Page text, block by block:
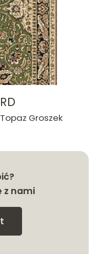
Groszek
z nami